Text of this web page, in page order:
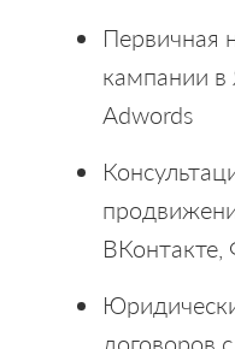
Первичная
кампании в
Adwords
ВКонтакте,